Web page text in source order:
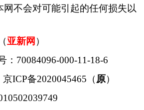
网不会对可能引起的任何损失以
亚新网 ）
：70084096-000-11-18-6
ICP备2020045465（ 原）